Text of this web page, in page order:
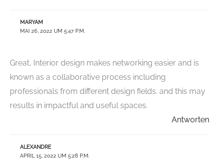
MARYAM
MAI 26, 2022 UM 5:47 P.M.
Great, Interior design makes networking easier and is
known as a collaborative process including
professionals from different design fields. and this may
results in impactful and useful spaces.
Antworten
ALEXANDRE
APRIL 15, 2022 UM 5:28 P.M.